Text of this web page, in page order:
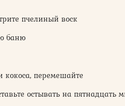
пчелиный воск
баню
кокоса, перемешайте
остывать на пятнадцать